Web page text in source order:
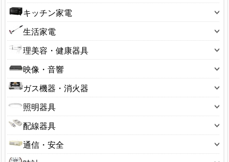
扇風機(小型)
扇風機(卓上)
壁掛扇
冷風機・冷風扇
エアコン
エアコンフィルター
サーキュレーター
こたつ本体
こたつ部品
石油ファンヒーター
石油ストーブ
電気ストーブ
セラミックヒーター
オイルヒーター
毛布・カーペット・寝具
暖房備品
キッチン家電
炊飯ジャー
電気コンロ
電子レンジ
IHコンロ
オーブントースター
コーヒーメーカー
フィッシュロースター
ホームベーカリー
ポット・ケトル
ホットプレート・グリル鍋
生活家電
加湿器
乾燥機
空気清浄器
除湿機
小型家電
掃除機
冷蔵庫
その他
理美容・健康器具
シェーバー・バリカン
ドライヤー・ヘアケア用品
ボディケア・マッサージ機
血圧計・電子体温計・万歩計
体重計
電動歯ブラシ
その他
映像・音響
DVDプレーヤー
オーディオ・ラジオ
スピーカー
テレビ
ビデオ
ラジオ
ガス機器・消火器
ガステーブル
ガスホース
ガス器具部品
カセットコンロ
照明器具
シーリングライト
センサーライト
管球・電球
配線器具
コード付きタップ
ステープル
通信・安全